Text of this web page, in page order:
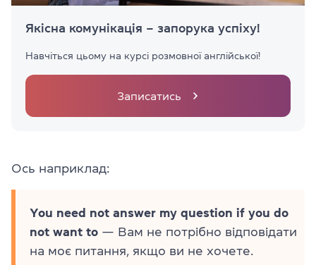
Якісна комунікація – запорука успіху!
Навчіться цьому на курсі розмовної англійської!
Записатись
Ось наприклад:
You need not answer my question if you do
not want to — Вам не потрібно відповідати
на моє питання, якщо ви не хочете.